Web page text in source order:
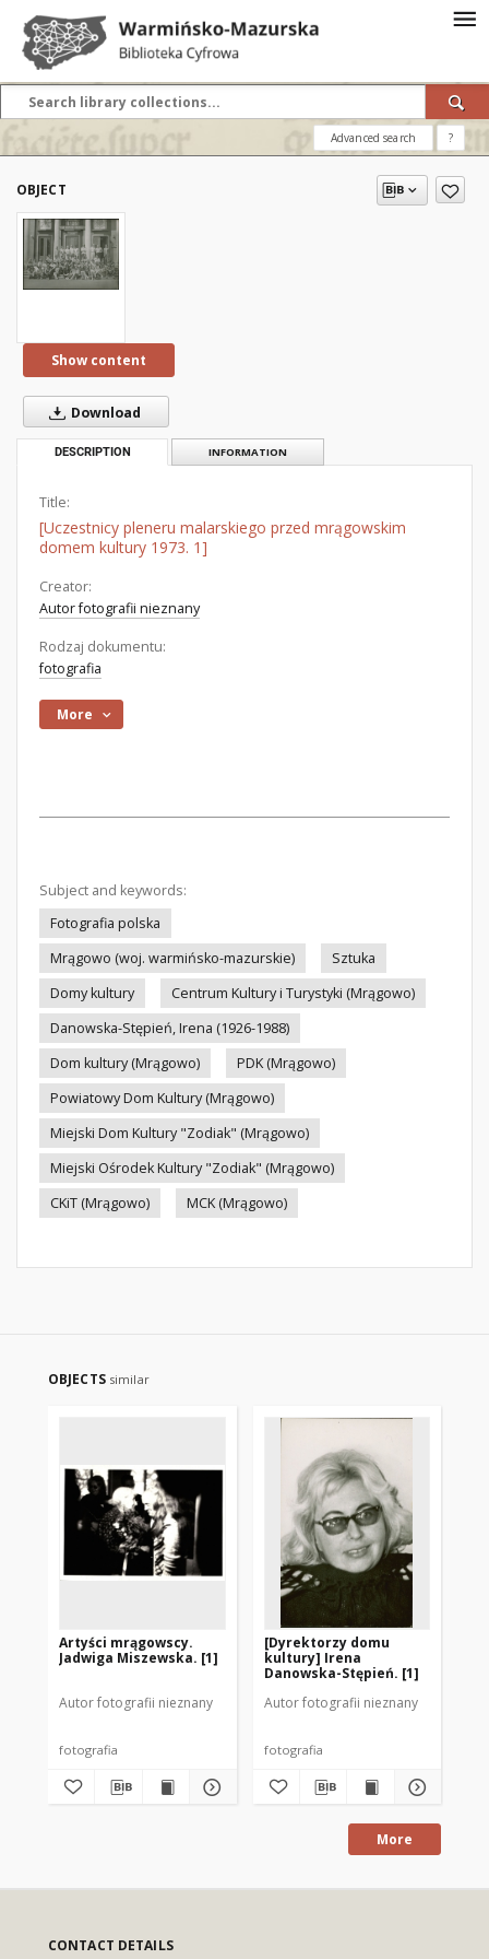
Advanced search ?
OBJECT
Show content
Download
DESCRIPTION INFORMATION
Title:
[Uczestnicy pleneru malarskiego przed mrągowskim
domem kultury 1973. 1]
Creator:
Autor fotografii nieznany
Rodzaj dokumentu:
fotografia
More
Subject and keywords:
Fotografia polska
Mrągowo (woj. warmińsko-mazurskie)
Sztuka
Domy kultury
Centrum Kultury i Turystyki (Mrągowo)
Danowska-Stępień, Irena (1926-1988)
Dom kultury (Mrągowo)
PDK (Mrągowo)
Powiatowy Dom Kultury (Mrągowo)
Miejski Dom Kultury "Zodiak" (Mrągowo)
Miejski Ośrodek Kultury "Zodiak" (Mrągowo)
CKiT (Mrągowo)
MCK (Mrągowo)
OBJECTS similar
Artyści mrągowscy.
Jadwiga Miszewska. [1]
Autor fotografii nieznany
fotografia
[Dyrektorzy domu
kultury] Irena
Danowska-Stępień. [1]
Autor fotografii nieznany
fotografia
More
CONTACT DETAILS